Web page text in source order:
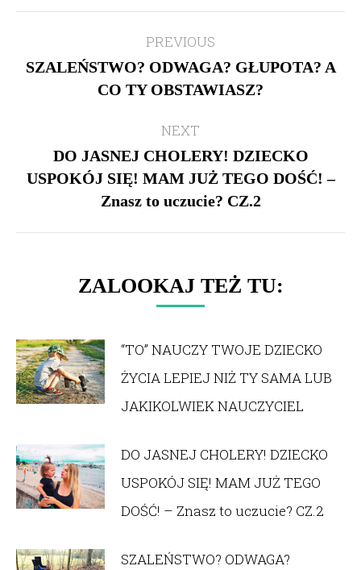
navigation
PREVIOUS
Previous
SZALEŃSTWO? ODWAGA? GŁUPOTA? A
CO TY OBSTAWIASZ?
NEXT
Next
post:
DO JASNEJ CHOLERY! DZIECKO
USPOKÓJ SIĘ! MAM JUŻ TEGO DOŚĆ! –
Znasz to uczucie? CZ.2
ZALOOKAJ TEŻ TU:
“TO” NAUCZY TWOJE DZIECKO
ŻYCIA LEPIEJ NIŻ TY SAMA LUB
JAKIKOLWIEK NAUCZYCIEL
DO JASNEJ CHOLERY! DZIECKO
USPOKÓJ SIĘ! MAM JUŻ TEGO
DOŚĆ! – Znasz to uczucie? CZ.2
SZALEŃSTWO? ODWAGA?